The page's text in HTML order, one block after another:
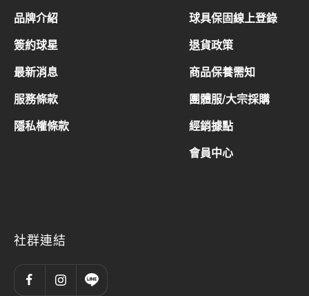
品牌介紹
簽約球星
最新消息
服務條款
隱私權條款
球具保固線上登錄
退貨政策
商品保養需知
團體服/大宗採購
經銷據點
會員中心
社群連結